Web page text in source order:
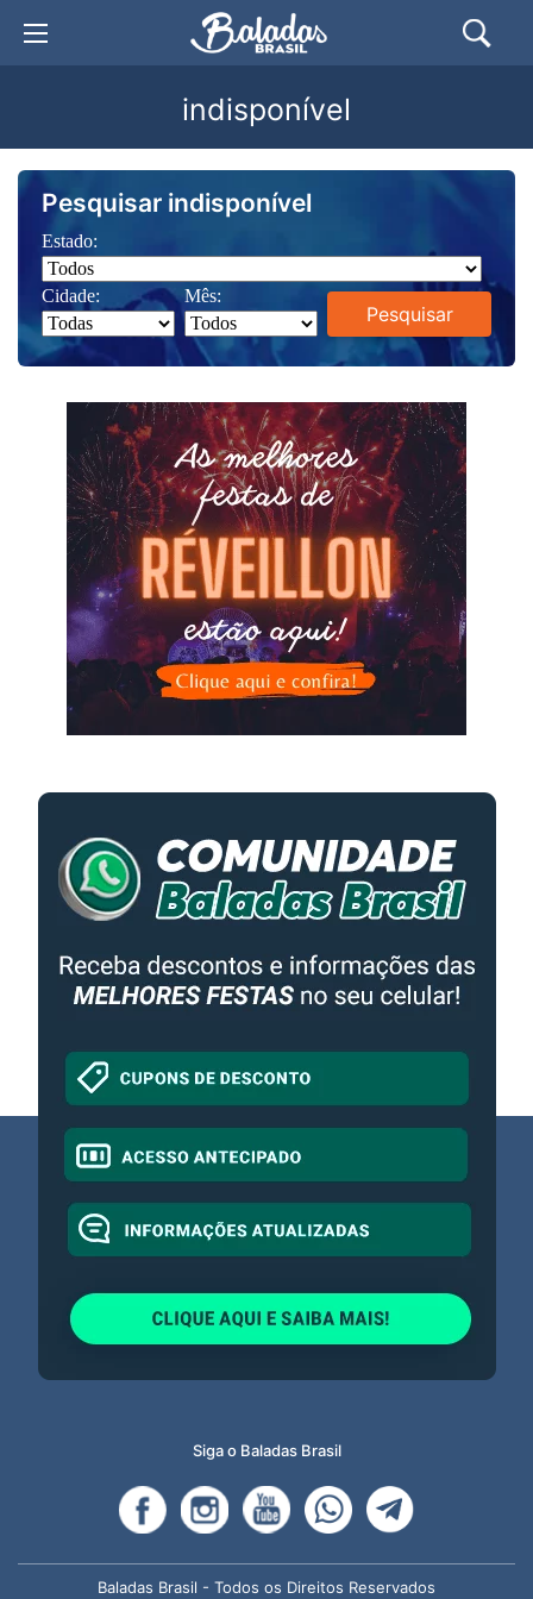
indisponível
Pesquisar indisponível
Estado:
Cidade: Mês:
Pesquisar
Siga o Baladas Brasil
Baladas Brasil - Todos os Direitos Reservados